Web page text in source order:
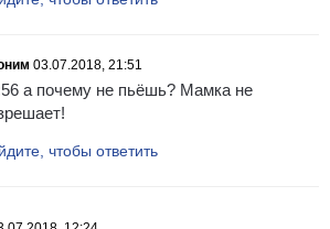
03.07.2018, 21:51
а почему не пьёшь? Мамка не
чтобы ответить